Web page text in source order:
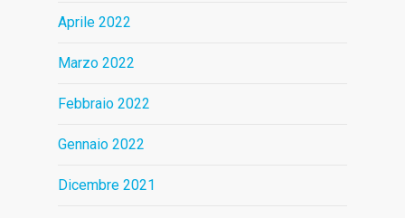
Aprile 2022
Marzo 2022
Febbraio 2022
Gennaio 2022
Dicembre 2021